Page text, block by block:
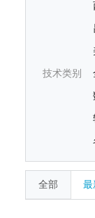
技术类别
全部 最